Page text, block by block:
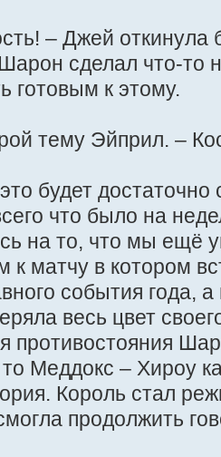
– Джей откинула
сделал что-то
готовым к этому.
тему Эйприл. –
будет достаточно
что было на
на то, что мы ещё
к матчу в котором
события года,
весь цвет
противостояния
Меддокс – Хироу
Король стал
продолжить